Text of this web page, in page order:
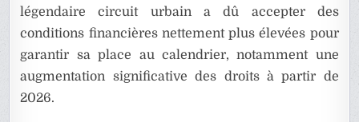
légendaire circuit urbain a dû accepter des
conditions financières nettement plus élevées pour
garantir sa place au calendrier, notamment une
augmentation significative des droits à partir de
2026.